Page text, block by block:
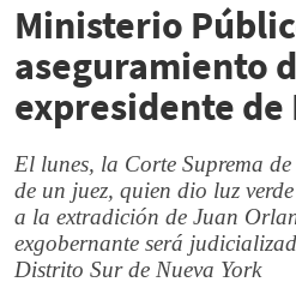
Ministerio
aseguramiento
expresidente de
El lunes, la Corte Suprema
de un juez, quien dio luz
a la extradición de Juan
exgobernante será
Distrito Sur de Nueva York